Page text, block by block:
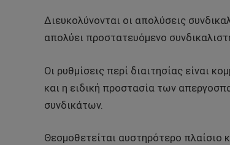
Διευκολύνονται οι απολύσεις
απολύει προστατευόμενο
Οι ρυθμίσεις περί διαιτησίας είναι
και η ειδική προστασία των
συνδικάτων.
Θεσμοθετείται αυστηρότερο πλαίσιο